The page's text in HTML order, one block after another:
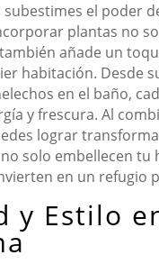
el poder
plantas no
añade un
habitación. Desde
en el baño,
y frescura. Al
lograr
solo embellecen tu
en un refugio
y Estilo